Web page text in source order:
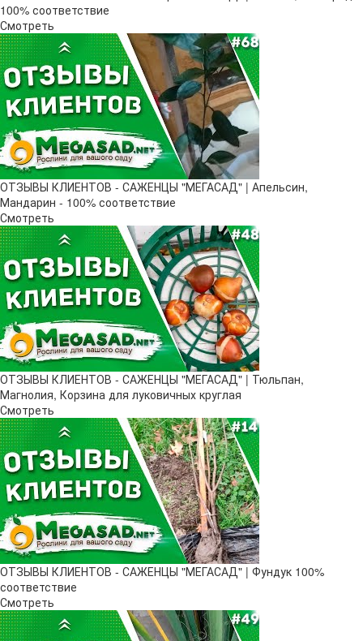
100% соответствие
Смотреть
ОТЗЫВЫ КЛИЕНТОВ - САЖЕНЦЫ "МЕГАСАД" | Апельсин,
Мандарин - 100% соответствие
Смотреть
ОТЗЫВЫ КЛИЕНТОВ - САЖЕНЦЫ "МЕГАСАД" | Тюльпан,
Магнолия, Корзина для луковичных круглая
Смотреть
ОТЗЫВЫ КЛИЕНТОВ - САЖЕНЦЫ "МЕГАСАД" | Фундук 100%
соответствие
Смотреть